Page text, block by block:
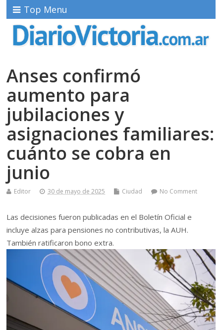
Top Menu
Anses confirmó
aumento para
jubilaciones y
asignaciones familiares:
cuánto se cobra en
junio
Editor 30 de mayo de 2025 Ciudad No Comment
Las decisiones fueron publicadas en el Boletín Oficial e
incluye alzas para pensiones no contributivas, la AUH.
También ratificaron bono extra.